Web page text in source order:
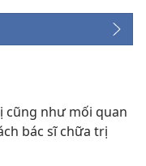
cũng như mối quan
bác sĩ chữa trị